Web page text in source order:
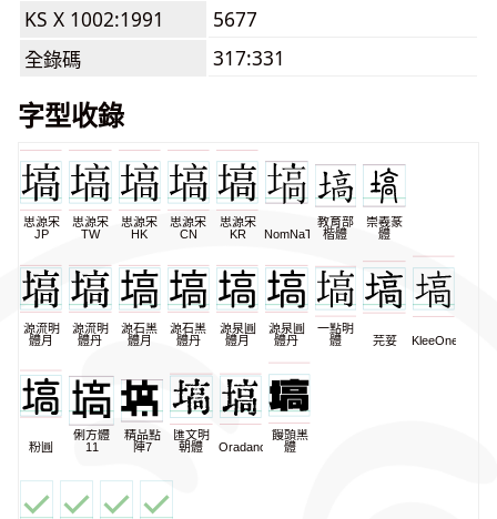
KS X 1002:1991
5677
全錄碼
317:331
字型收錄
思源宋
JP
思源宋
TW
思源宋
HK
思源宋
CN
思源宋
KR
NomNaTong
教育部
楷體
崇羲篆
體
源流明
體月
源流明
體丹
源石黑
體月
源石黑
體丹
源泉圓
體月
源泉圓
體丹
一點明
體
芫荽 KleeOne
粉圓
俐方體
11
精品點
陣7
匯文明
朝體
Oradano
饅頭黑
體